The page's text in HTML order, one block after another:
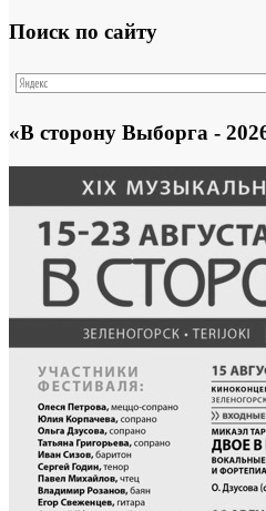
Поиск по сайту
«В сторону Выборга -